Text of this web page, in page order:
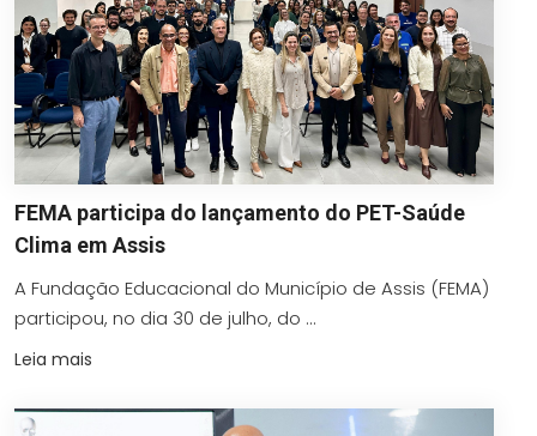
FEMA participa do lançamento do PET-Saúde
Clima em Assis
A Fundação Educacional do Município de Assis (FEMA)
participou, no dia 30 de julho, do ...
Leia mais